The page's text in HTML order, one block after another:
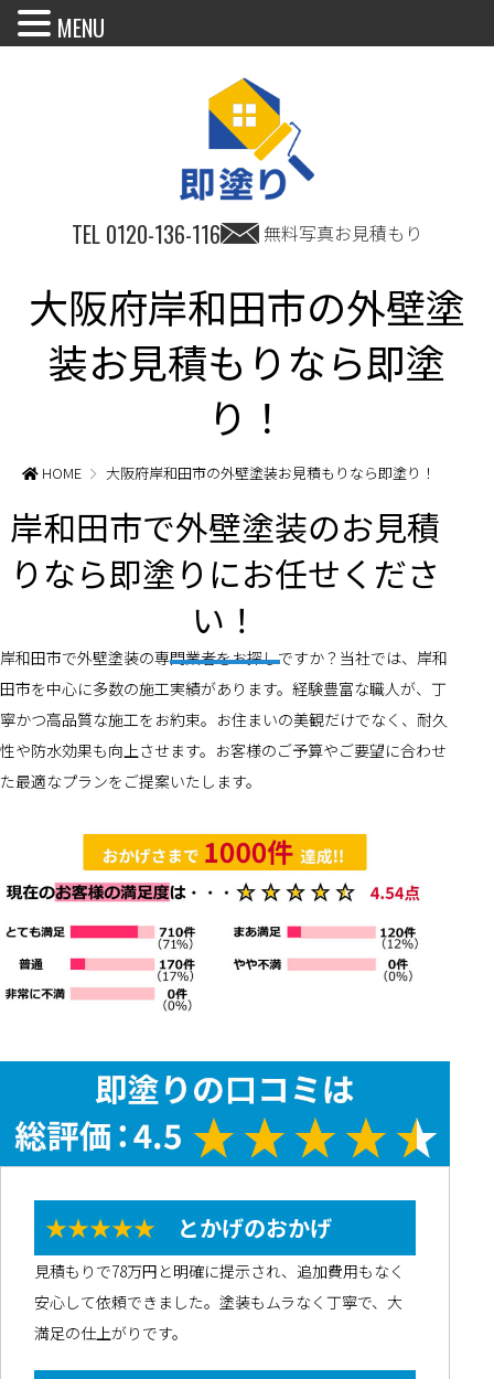
TEL 0120-136-116 無料写真お見積もり
大阪府岸和田市の外壁塗
装お見積もりなら即塗
り！
HOME 大阪府岸和田市の外壁塗装お見積もりなら即塗り！
岸和田市で外壁塗装のお見積
りなら即塗りにお任せくださ
い！
岸和田市で外壁塗装の専門業者をお探しですか？当社では、岸和
田市を中心に多数の施工実績があります。経験豊富な職人が、丁
寧かつ高品質な施工をお約束。お住まいの美観だけでなく、耐久
性や防水効果も向上させます。お客様のご予算やご要望に合わせ
た最適なプランをご提案いたします。
★★★★★ とかげのおかげ
見積もりで78万円と明確に提示され、追加費用もなく
安心して依頼できました。塗装もムラなく丁寧で、大
満足の仕上がりです。
MENU